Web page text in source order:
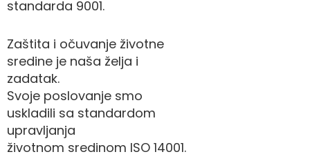
standarda 9001.
Zaštita i očuvanje životne
sredine je naša želja i
zadatak.
Svoje poslovanje smo
uskladili sa standardom
upravljanja
životnom sredinom ISO 14001.